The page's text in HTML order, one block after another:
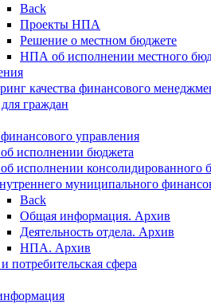
Back
Проекты НПА
Решение о местном бюджете
НПА об исполнении местного
качества финансового
граждан
управления
исполнении бюджета
исполнении консолидированного
муниципального
Back
Общая информация. Архив
Деятельность отдела. Архив
НПА. Архив
потребительская сфера